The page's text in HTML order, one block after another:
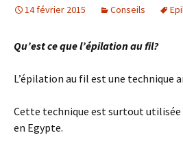
14 février 2015 Conseils
Qu’est ce que l’épilation au fil?
L’épilation au fil est une technique
Cette technique est surtout utilisée
en Egypte.